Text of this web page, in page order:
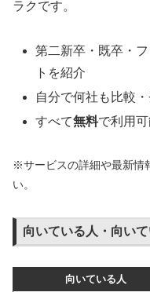
ラクです。
第二新卒・既卒・
トを紹介
自分で何社も比較
すべて無料で利用
※サービスの詳細や最新情
い。
向いている人・向い
向いている人